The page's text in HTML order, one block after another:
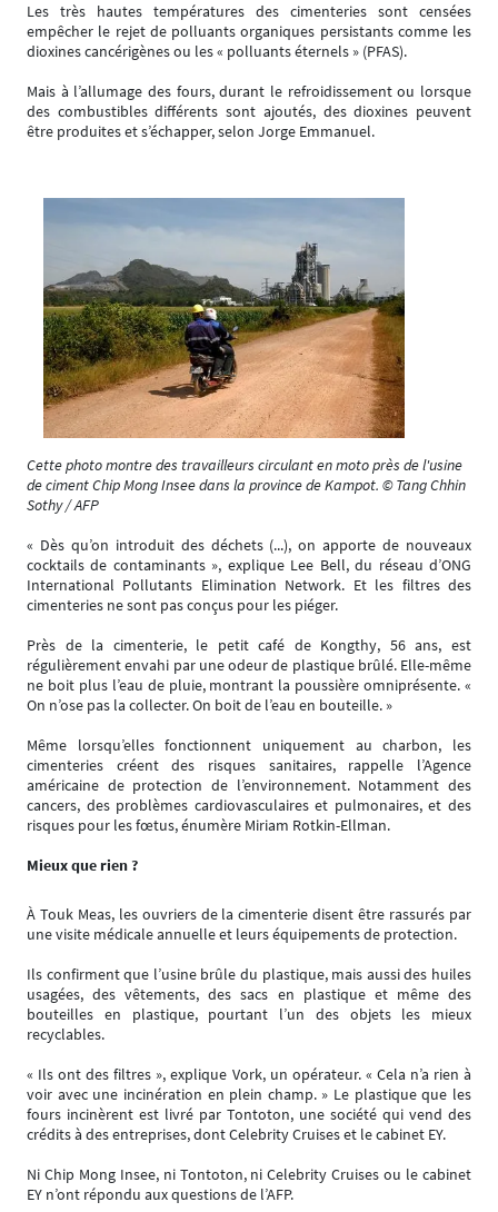
Les très hautes températures des cimenteries sont censées
empêcher le rejet de polluants organiques persistants comme les
dioxines cancérigènes ou les « polluants éternels » (PFAS).
Mais à l’allumage des fours, durant le refroidissement ou lorsque
des combustibles différents sont ajoutés, des dioxines peuvent
être produites et s’échapper, selon Jorge Emmanuel.
Cette photo montre des travailleurs circulant en moto près de l'usine
de ciment Chip Mong Insee dans la province de Kampot. © Tang Chhin
Sothy / AFP
« Dès qu’on introduit des déchets (...), on apporte de nouveaux
cocktails de contaminants », explique Lee Bell, du réseau d’ONG
International Pollutants Elimination Network. Et les filtres des
cimenteries ne sont pas conçus pour les piéger.
Près de la cimenterie, le petit café de Kongthy, 56 ans, est
régulièrement envahi par une odeur de plastique brûlé. Elle-même
ne boit plus l’eau de pluie, montrant la poussière omniprésente. «
On n’ose pas la collecter. On boit de l’eau en bouteille. »
Même lorsqu’elles fonctionnent uniquement au charbon, les
cimenteries créent des risques sanitaires, rappelle l’Agence
américaine de protection de l’environnement. Notamment des
cancers, des problèmes cardiovasculaires et pulmonaires, et des
risques pour les fœtus, énumère Miriam Rotkin-Ellman.
Mieux que rien ?
À Touk Meas, les ouvriers de la cimenterie disent être rassurés par
une visite médicale annuelle et leurs équipements de protection.
Ils confirment que l’usine brûle du plastique, mais aussi des huiles
usagées, des vêtements, des sacs en plastique et même des
bouteilles en plastique, pourtant l’un des objets les mieux
recyclables.
« Ils ont des filtres », explique Vork, un opérateur. « Cela n’a rien à
voir avec une incinération en plein champ. » Le plastique que les
fours incinèrent est livré par Tontoton, une société qui vend des
crédits à des entreprises, dont Celebrity Cruises et le cabinet EY.
Ni Chip Mong Insee, ni Tontoton, ni Celebrity Cruises ou le cabinet
EY n’ont répondu aux questions de l’AFP.